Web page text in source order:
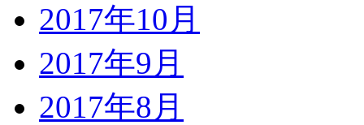
2017年10月
2017年9月
2017年8月